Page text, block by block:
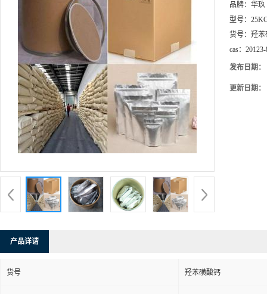
品牌： 华玖
型号：
货号： 羟苯
cas：
发布日期：
更新日期：
产品详请
货号 羟苯磺酸钙